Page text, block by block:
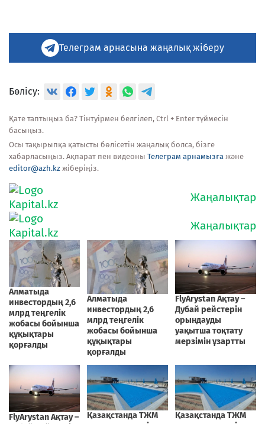
Телеграм арнасына жаңалық жіберу
Бөлісу:
Қате таптыңыз ба? Тінтуірмен белгілеп, Ctrl + Enter түймесін
басыңыз.
Осы тақырыпқа қатысты бөлісетін жаңалық болса, бізге
хабарласыңыз. Ақпарат пен видеоны Телеграм арнамызға және
editor@azh.kz жіберіңіз.